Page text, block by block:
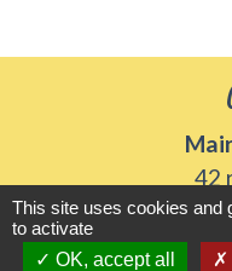
42
27620
+33
This site uses cookies and
to activate
OK, accept all